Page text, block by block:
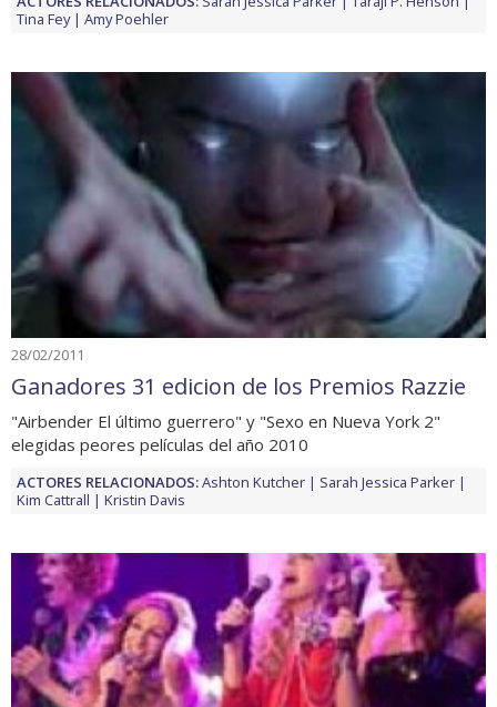
Tina Fey
Amy Poehler
28/02/2011
Ganadores 31 edicion de los Premios Razzie
"Airbender El último guerrero" y "Sexo en Nueva York 2"
elegidas peores películas del año 2010
ACTORES RELACIONADOS:Ashton Kutcher
Sarah Jessica Parker
Kim Cattrall
Kristin Davis